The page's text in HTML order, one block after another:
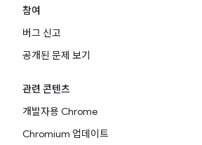
참여
버그 신고
공개된 문제 보기
관련 콘텐츠
개발자용 Chrome
Chromium 업데이트